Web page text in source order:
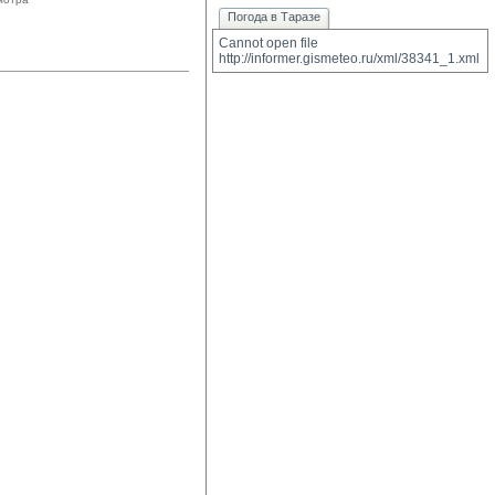
Погода в Таразе
Cannot open file
http://informer.gismeteo.ru/xml/38341_1.xml